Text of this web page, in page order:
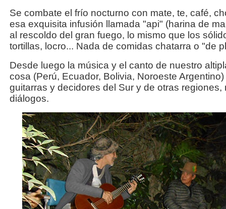
Se combate el frío nocturno con mate, te, café,
esa exquisita infusión llamada "api" (harina de
al rescoldo del gran fuego, lo mismo que los
tortillas, locro... Nada de comidas chatarra o "de
Desde luego la música y el canto de nuestro
cosa (Perú, Ecuador, Bolivia, Noroeste
guitarras y decidores del Sur y de otras
diálogos.